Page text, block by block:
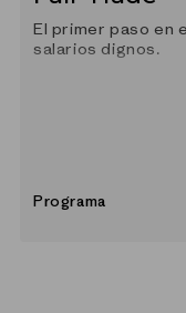
El primer paso en
salarios dignos.
Programa